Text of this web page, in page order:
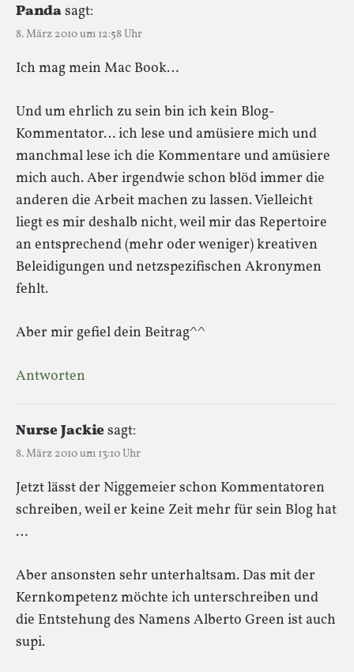
Pandasagt:
8. März 2010 um 12:58 Uhr
Ich mag mein Mac Book…
Und um ehrlich zu sein bin ich kein Blog-
Kommentator… ich lese und amüsiere mich und
manchmal lese ich die Kommentare und amüsiere
mich auch. Aber irgendwie schon blöd immer die
anderen die Arbeit machen zu lassen. Vielleicht
liegt es mir deshalb nicht, weil mir das Repertoire
an entsprechend (mehr oder weniger) kreativen
Beleidigungen und netzspezifischen Akronymen
fehlt.
Aber mir gefiel dein Beitrag^^
Antworten
Nurse Jackiesagt:
8. März 2010 um 13:10 Uhr
Jetzt lässt der Niggemeier schon Kommentatoren
schreiben, weil er keine Zeit mehr für sein Blog hat
…
Aber ansonsten sehr unterhaltsam. Das mit der
Kernkompetenz möchte ich unterschreiben und
die Entstehung des Namens Alberto Green ist auch
supi.